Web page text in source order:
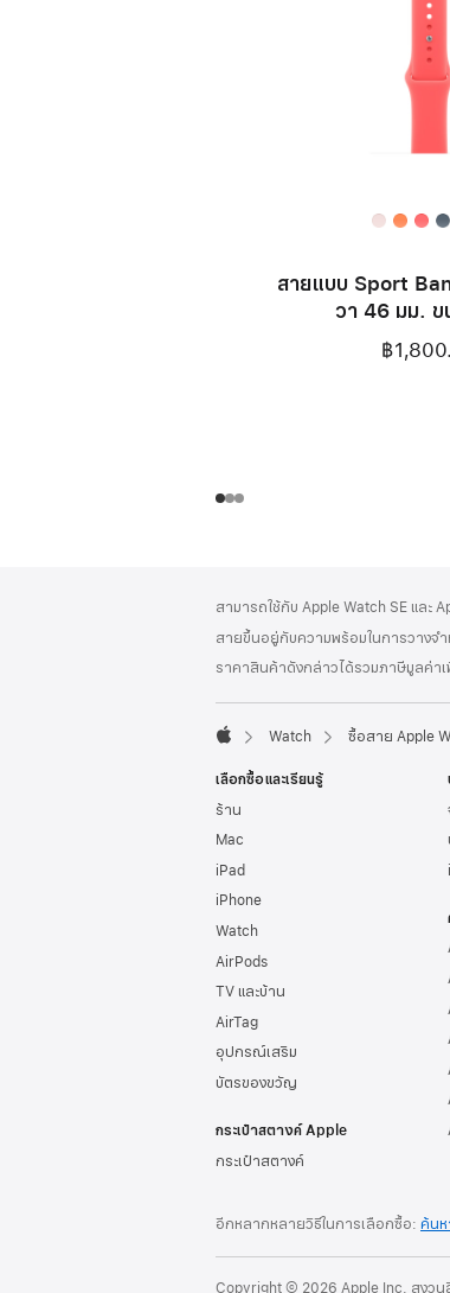
สายแบบ Sport
วา 46 มม. ข
฿
ท้าย
กระดาษ
เชิงอรรถ
สามารถใช้กับ Apple Watch SE และ
สายขึ้นอยู่กับความพร้อมในการวางจ
ราคาสินค้าดังกล่าวได้รวมภาษีมูลค่า
Watch ซื้อสาย Apple
เลือกซื้อและเรียนรู้
ร้าน
Mac
iPad
iPhone
Watch
AirPods
TV และบ้าน
AirTag
อุปกรณ์เสริม
บัตรของขวัญ
กระเป๋าสตางค์ Apple
กระเป๋าสตางค์
อีกหลากหลายวิธีในการเลือกซื้อ: ค้นห
Copyright © 2026 Apple Inc. สงวน